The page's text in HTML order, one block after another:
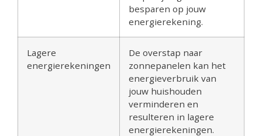
besparen op jouw
energierekening.
Lagere
energierekeningen
De overstap naar
zonnepanelen kan het
energieverbruik van
jouw huishouden
verminderen en
resulteren in lagere
energierekeningen.